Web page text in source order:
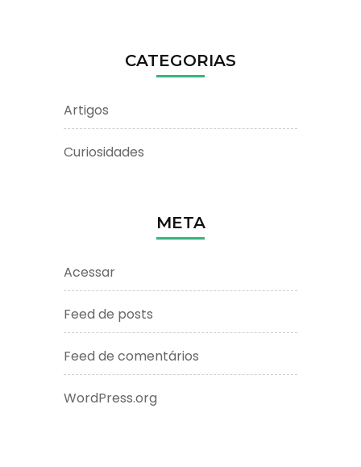
CATEGORIAS
Artigos
Curiosidades
META
Acessar
Feed de posts
Feed de comentários
WordPress.org